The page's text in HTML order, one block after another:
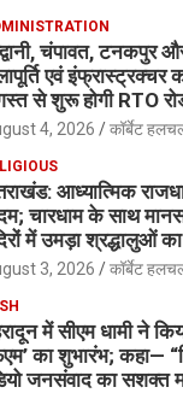
चंपावत, टनकपुर
एवं इंफ्रास्ट्रक्चर
से शुरू होगी RTO
4, 2026 कॉर्बेट
आध्यात्मिक
चारधाम के साथ
में उमड़ा श्रद्धालुओं
3, 2026 कॉर्बेट
में सीएम धामी ने
का शुभारंभ; कहा—
जनसंवाद का सशक्त